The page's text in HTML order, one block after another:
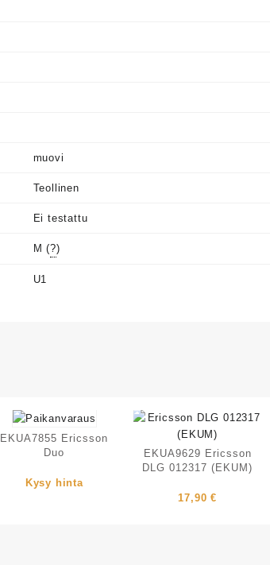
muovi
Teollinen
Ei testattu
M (?)
U1
EKUA7855 Ericsson
Duo
Kysy hinta
EKUA9629 Ericsson
DLG 012317 (EKUM)
17,90€